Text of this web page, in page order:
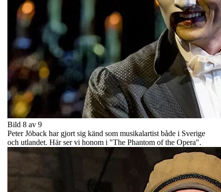
Bild 8 av 9
Peter Jöback har gjort sig känd som musikalartist både i Sverige
och utlandet. Här ser vi honom i "The Phantom of the Opera".